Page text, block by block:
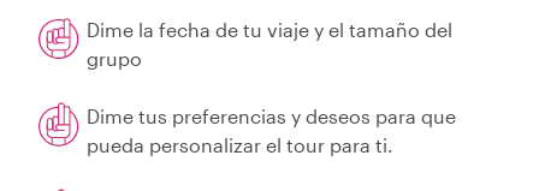
Dime la fecha de tu viaje y el tamaño del
grupo
Dime tus preferencias y deseos para que
pueda personalizar el tour para ti.